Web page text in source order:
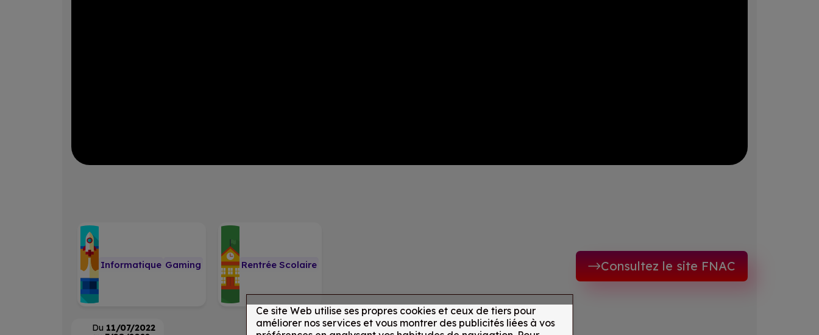
Informatique Gaming Rentrée Scolaire
Du 11/07/2022
Consultez le site FNAC
Ce site Web utilise ses propres cookies et ceux de tiers pour
améliorer nos services et vous montrer des publicités liées à vos